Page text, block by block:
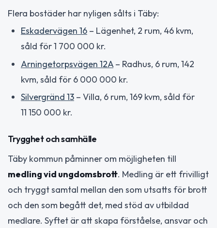
Flera bostäder har nyligen sålts i Täby:
Eskadervägen 16 – Lägenhet, 2 rum, 46 kvm,
såld för 1 700 000 kr.
Arningetorpsvägen 12A– Radhus, 6 rum, 142
kvm, såld för 6 000 000 kr.
Silvergränd 13 – Villa, 6 rum, 169 kvm, såld för
11 150 000 kr.
Trygghet och samhälle
Täby kommun påminner om möjligheten till
medling vid ungdomsbrott. Medling är ett frivilligt
och tryggt samtal mellan den som utsatts för brott
och den som begått det, med stöd av utbildad
medlare. Syftet är att skapa förståelse, ansvar och